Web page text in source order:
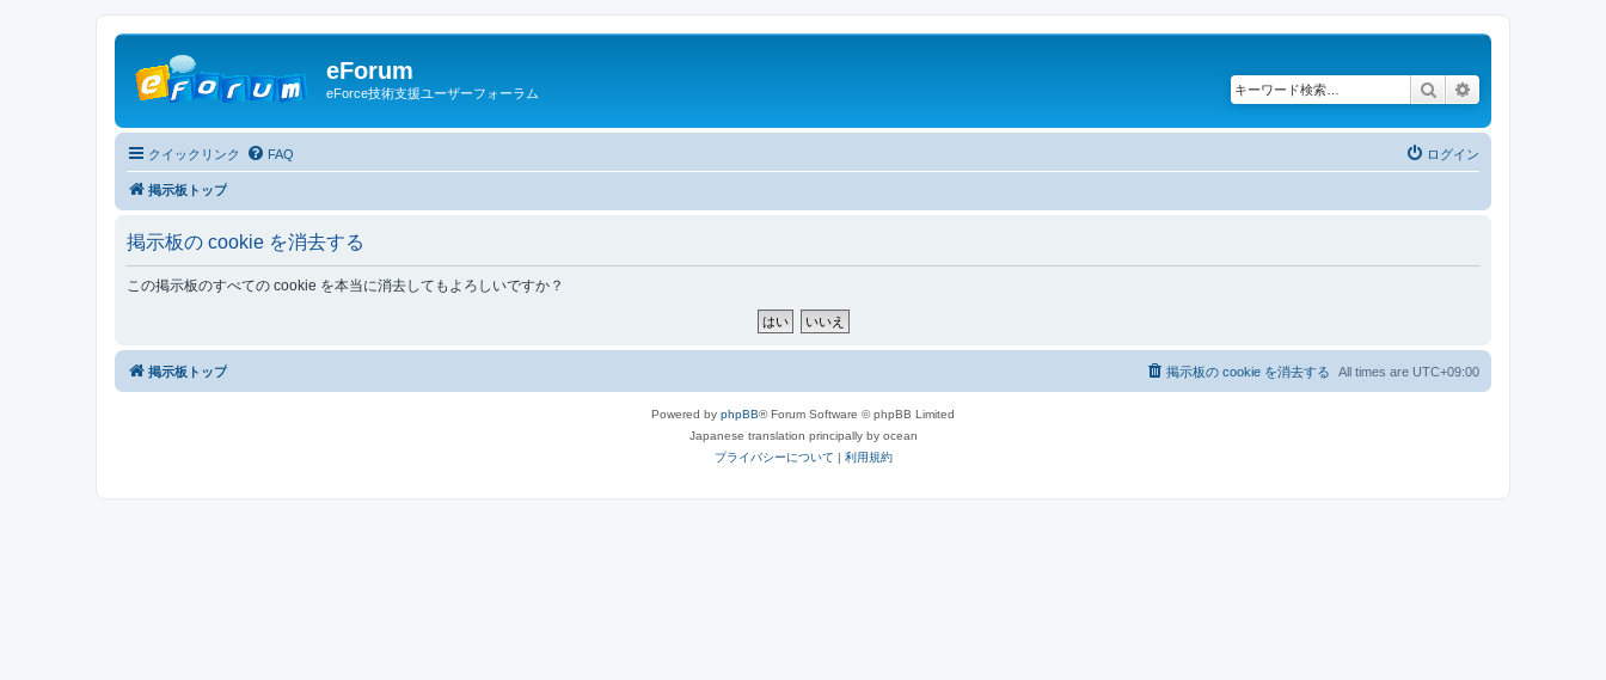
eForum
eForce技術支援ユーザーフォーラム 検索
クイックリンク FAQ ログイン
掲示板トップ
掲示板の cookie を消去する
この掲示板のすべての cookie を本当に消去してもよろしいですか？
掲示板トップ All times are UTC+09:00
掲示板の cookie を消去する
Powered by phpBB® Forum Software © phpBB Limited
Japanese translation principally by ocean
プライバシーについて | 利用規約